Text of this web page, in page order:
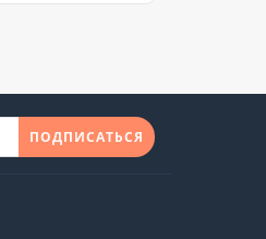
ПОДПИСАТЬСЯ